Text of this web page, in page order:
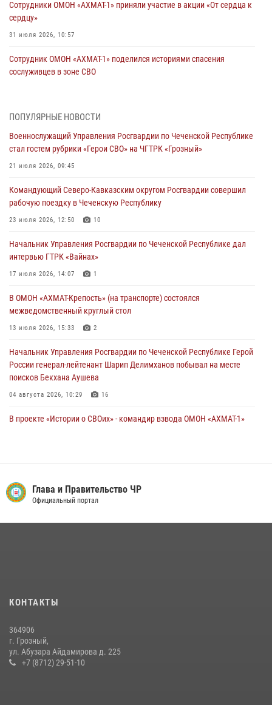
Сотрудники ОМОН «АХМАТ-1» приняли участие в акции «От сердца к
сердцу»
31 июля 2026, 10:57
Сотрудник ОМОН «АХМАТ-1» поделился историями спасения
сослуживцев в зоне СВО
Командующий Северо-Кавказским округом Росгвардии совершил
23 июля 2026, 12:50
Военнослужащий Управления Росгвардии по Чеченской Республике
21 июля 2026, 09:45
В ДНР росгвардейцы уничтожили около 80 вражеских
19 июля 2026, 13:50
В Грозном Росгвардия обеспечила безопасность конно-спортивных
18 июля 2026, 13:46
ПОПУЛЯРНЫЕ НОВОСТИ
Военнослужащий Управления Росгвардии по Чеченской Республике
стал гостем рубрики «Герои СВО» на ЧГТРК «Грозный»
21 июля 2026, 09:45
Командующий Северо-Кавказским округом Росгвардии совершил
рабочую поездку в Чеченскую Республику
23 июля 2026, 12:50 10
Начальник Управления Росгвардии по Чеченской Республике дал
интервью ГТРК «Вайнах»
17 июля 2026, 14:07 1
В ОМОН «АХМАТ-Крепость» (на транспорте) состоялся
межведомственный круглый стол
13 июля 2026, 15:33 2
Начальник Управления Росгвардии по Чеченской Республике Герой
России генерал-лейтенант Шарип Делимханов побывал на месте
поисков Бекхана Аушева
04 августа 2026, 10:29 16
В проекте «Истории о СВОих» - командир взвода ОМОН «АХМАТ-1»
владельцев гражданского оружия об изменениях в
законодательстве
воспитанников детского лагеря «Майралла»
Сотрудник ОМОН «АХМАТ-1» поделился историями спасения
сослуживцев в зоне СВО
Глава и Правительство ЧР
Официальный портал
КОНТАКТЫ
364906
г. Грозный,
ул. Абузара Айдамирова д. 225
+7 (8712) 29-51-10